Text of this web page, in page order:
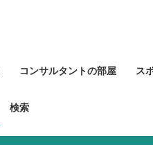
コンサルタントの部屋 ス
検索